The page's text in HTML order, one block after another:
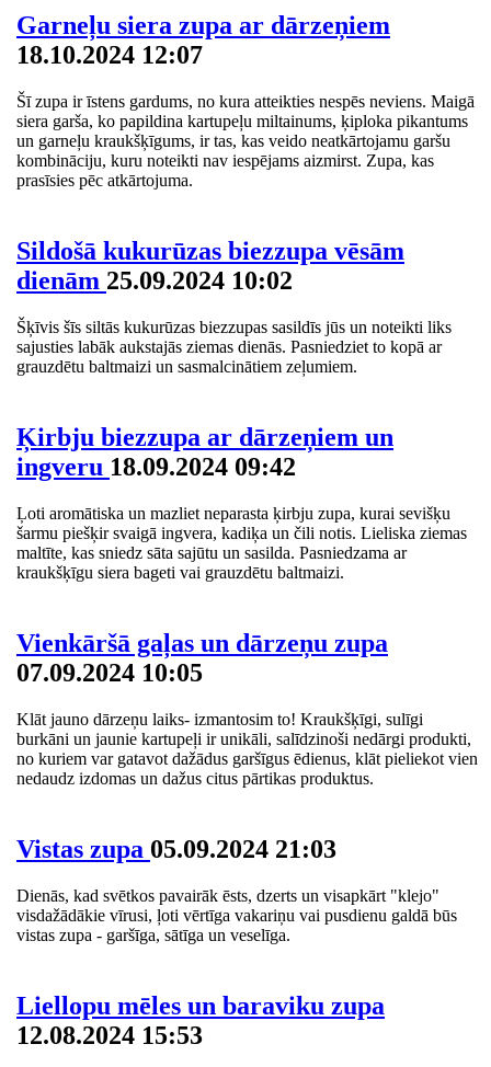
Garneļu siera zupa ar dārzeņiem
18.10.2024 12:07
Šī zupa ir īstens gardums, no kura atteikties nespēs neviens. Maigā
siera garša, ko papildina kartupeļu miltainums, ķiploka pikantums
un garneļu kraukšķīgums, ir tas, kas veido neatkārtojamu garšu
kombināciju, kuru noteikti nav iespējams aizmirst. Zupa, kas
prasīsies pēc atkārtojuma.
Sildošā kukurūzas biezzupa vēsām
dienām 25.09.2024 10:02
Šķīvis šīs siltās kukurūzas biezzupas sasildīs jūs un noteikti liks
sajusties labāk aukstajās ziemas dienās. Pasniedziet to kopā ar
grauzdētu baltmaizi un sasmalcinātiem zeļumiem.
Ķirbju biezzupa ar dārzeņiem un
ingveru 18.09.2024 09:42
Ļoti aromātiska un mazliet neparasta ķirbju zupa, kurai sevišķu
šarmu piešķir svaigā ingvera, kadiķa un čili notis. Lieliska ziemas
maltīte, kas sniedz sāta sajūtu un sasilda. Pasniedzama ar
kraukšķīgu siera bageti vai grauzdētu baltmaizi.
Vienkāršā gaļas un dārzeņu zupa
07.09.2024 10:05
Klāt jauno dārzeņu laiks- izmantosim to! Kraukšķīgi, sulīgi
burkāni un jaunie kartupeļi ir unikāli, salīdzinoši nedārgi produkti,
no kuriem var gatavot dažādus garšīgus ēdienus, klāt pieliekot vien
nedaudz izdomas un dažus citus pārtikas produktus.
Vistas zupa 05.09.2024 21:03
Dienās, kad svētkos pavairāk ēsts, dzerts un visapkārt "klejo"
visdažādākie vīrusi, ļoti vērtīga vakariņu vai pusdienu galdā būs
vistas zupa - garšīga, sātīga un veselīga.
Liellopu mēles un baraviku zupa
12.08.2024 15:53